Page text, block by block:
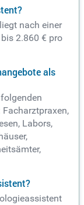
nach einer
2.860 € pro
als
Labors,